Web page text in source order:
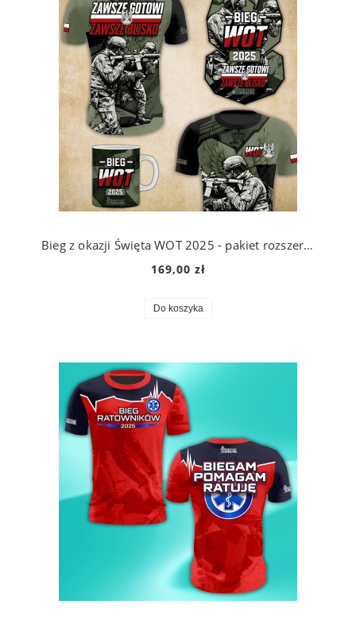
Bieg z okazji Święta WOT 2025 - pakiet rozszerzony
169,00 zł
Do koszyka